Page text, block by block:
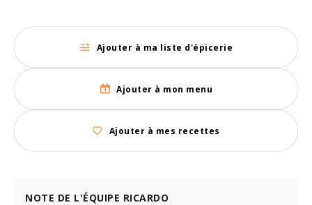
Ajouter à ma liste d'épicerie
Ajouter à mon menu
Ajouter à mes recettes
NOTE DE L'ÉQUIPE RICARDO